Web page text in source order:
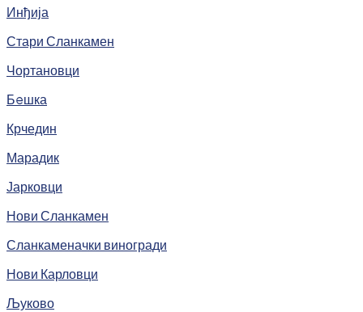
Инђија
Стари Сланкамен
Чортановци
Бeшка
Крчедин
Марадик
Јарковци
Нови Сланкамен
Сланкаменачки виногради
Нови Карловци
Љуково